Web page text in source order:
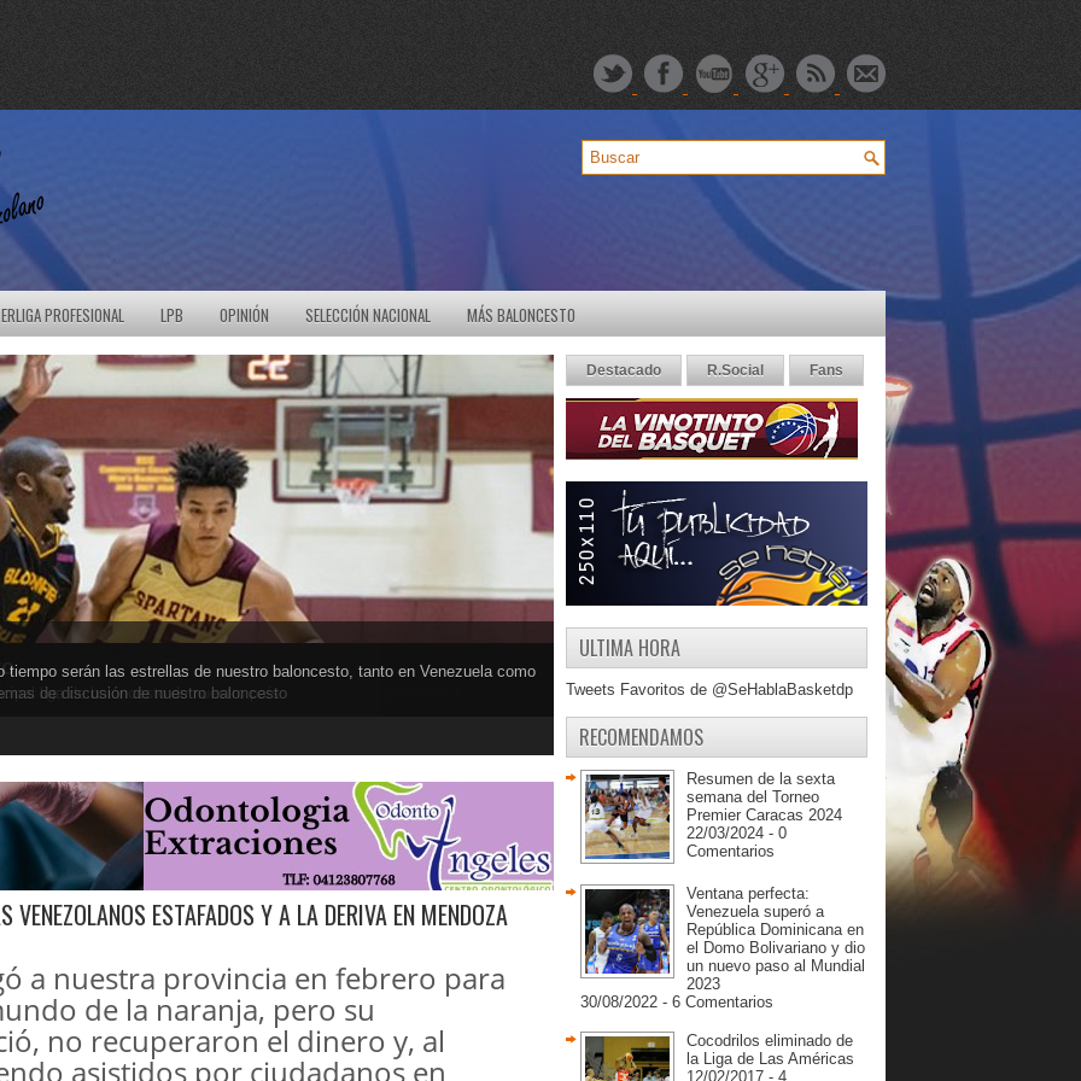
PROFESIONAL LPB OPINIÓN SELECCIÓN NACIONAL MÁS BALONCESTO
exterior, tanto en el baloncesto colegial como en el profesional. .
en todas sus categorías
liga de baloncesto de nuestro país
de discusión de nuestro baloncesto
serán las estrellas de nuestro baloncesto, tanto en Venezuela como
VENEZOLANOS ESTAFADOS Y A LA DERIVA EN MENDOZA
a nuestra provincia en febrero para
de la naranja, pero su
no recuperaron el dinero y, al
asistidos por ciudadanos en
Destacado R.Social Fans
ULTIMA HORA
Tweets Favoritos de @SeHablaBasketdp
RECOMENDAMOS
Resumen de la sexta
semana del Torneo
Premier Caracas 2024
22/03/2024 - 0
Comentarios
Ventana perfecta:
Venezuela superó a
República Dominicana en
el Domo Bolivariano y dio
un nuevo paso al Mundial
2023
30/08/2022 - 6 Comentarios
Cocodrilos eliminado de
la Liga de Las Américas
12/02/2017 - 4